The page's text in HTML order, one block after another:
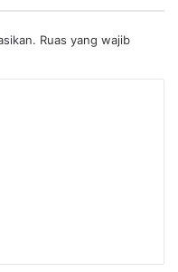
Ruas yang wajib